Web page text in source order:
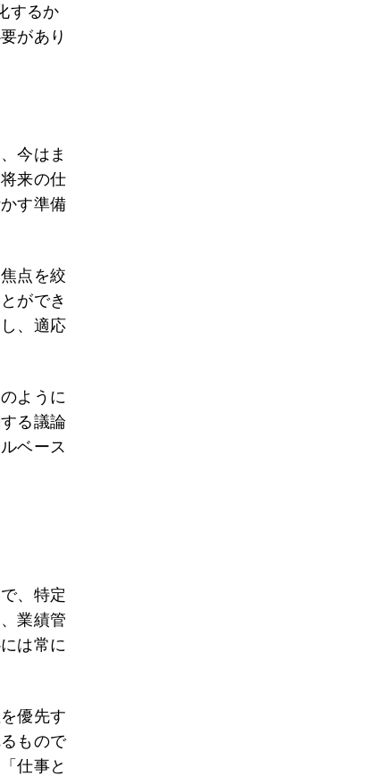
するか
があり
今はま
来の仕
す準備
点を絞
ができ
、適応
ように
る議論
ベース
、特定
業績管
は常に
優先す
もので
仕事と